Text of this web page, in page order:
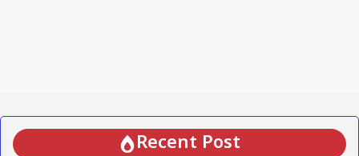
Recent Post